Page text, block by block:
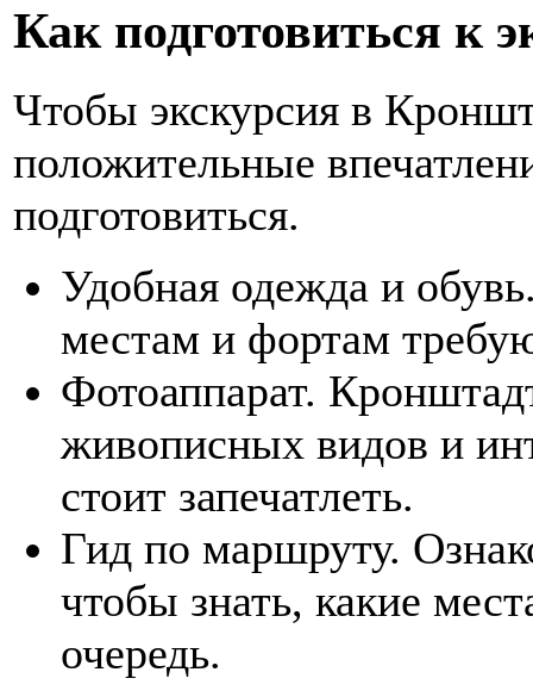
Как подготовиться к
Чтобы экскурсия в
положительные
подготовиться.
Удобная одежда и
местам и фортам
Фотоаппарат.
живописных видов и
стоит запечатлеть.
Гид по маршруту.
чтобы знать, какие
очередь.